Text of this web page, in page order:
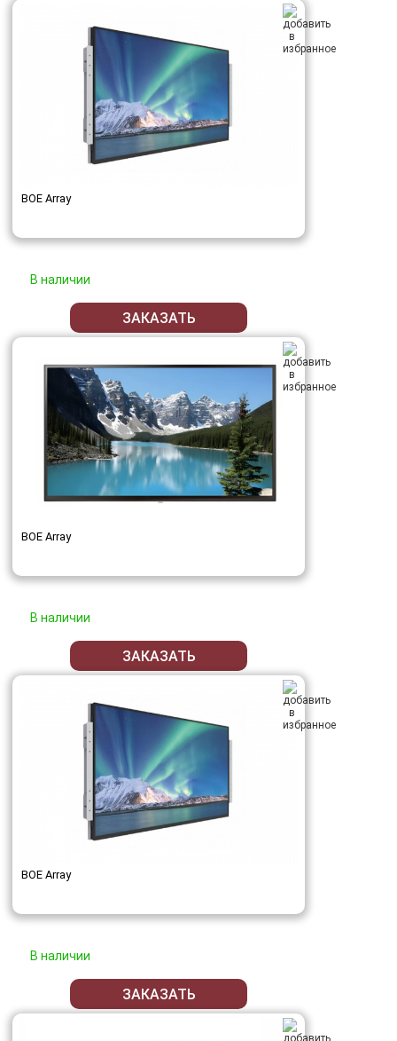
BOE Array
В наличии
ЗАКАЗАТЬ
BOE Array
В наличии
ЗАКАЗАТЬ
BOE Array
В наличии
ЗАКАЗАТЬ